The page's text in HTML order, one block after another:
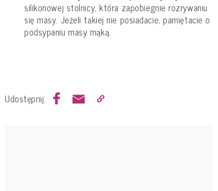
silikonowej stolnicy, która zapobiegnie rozrywaniu
się masy. Jeżeli takiej nie posiadacie, pamiętacie o
podsypaniu masy mąką.
Udostępnij: